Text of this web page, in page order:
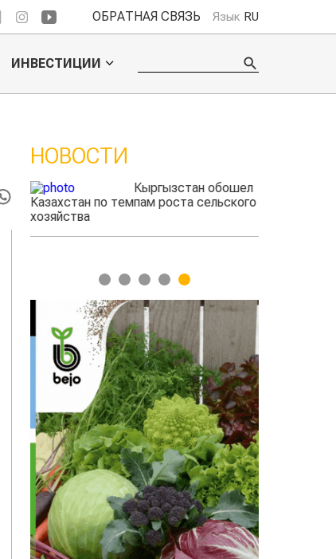
ОБРАТНАЯ СВЯЗЬ Язык RU
ИНВЕСТИЦИИ
НОВОСТИ
Кыргызстан обошел
Казахстан по темпам роста сельского
хозяйства
фермеры
1 2 3 4 5